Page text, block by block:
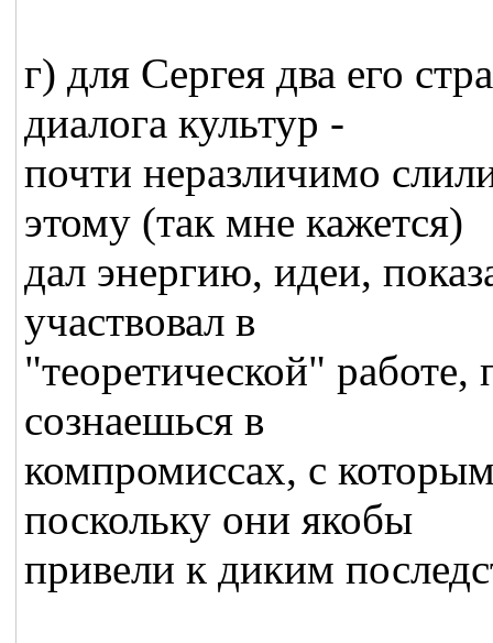
г) для Сергея два его
диалога культур -
почти неразличимо
этому (так мне кажется)
дал энергию, идеи,
участвовал в
"теоретической" работе,
сознаешься в
компромиссах, с
поскольку они якобы
привели к диким